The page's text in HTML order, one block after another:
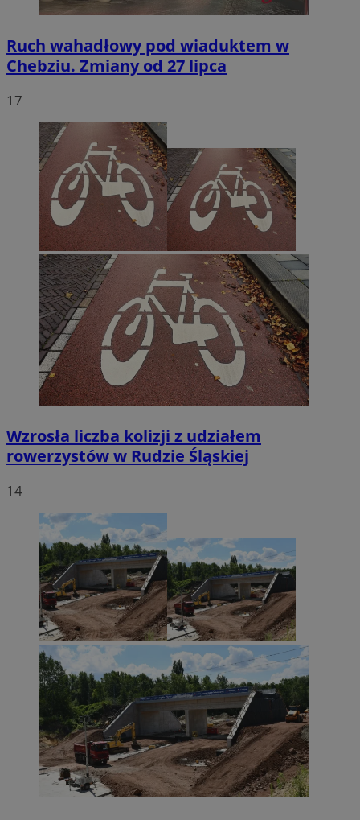
Ruch wahadłowy pod wiaduktem w
Chebziu. Zmiany od 27 lipca
17
Wzrosła liczba kolizji z udziałem
rowerzystów w Rudzie Śląskiej
14